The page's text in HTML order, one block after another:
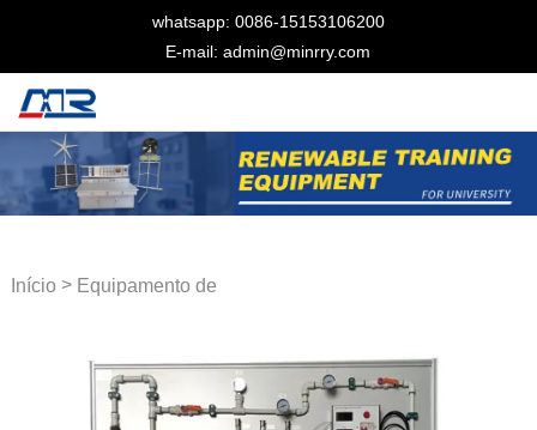
whatsapp: 0086-15153106200
E-mail: admin@minrry.com
Início> Equipamento de